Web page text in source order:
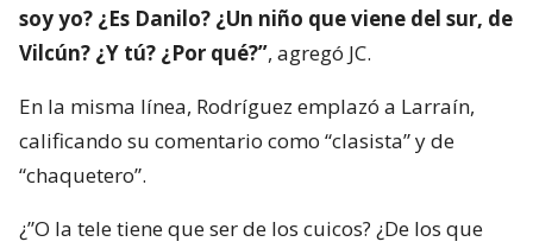
soy yo? ¿Es Danilo? ¿Un niño que viene del sur, de
Vilcún? ¿Y tú? ¿Por qué?”, agregó JC.
En la misma línea, Rodríguez emplazó a Larraín,
calificando su comentario como “clasista” y de
“chaquetero”.
¿”O la tele tiene que ser de los cuicos? ¿De los que